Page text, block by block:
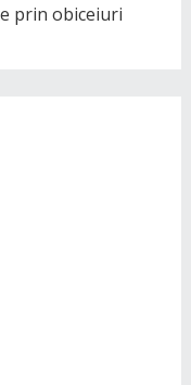
prin obiceiuri